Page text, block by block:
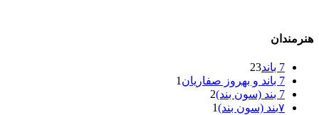
هنرمندان
7 باند
23
7 باند و بهروز صفاریان
1
7 بند (سون بند)
2
۷بند (سون بند)
1